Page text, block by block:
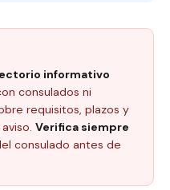
informativo
consulados ni
requisitos, plazos y
Verifica siempre
consulado antes de